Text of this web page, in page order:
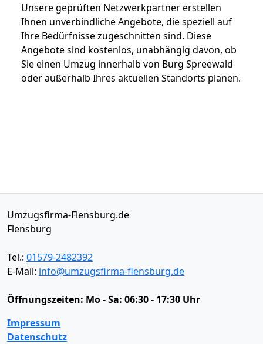
Unsere geprüften Netzwerkpartner erstellen
Ihnen unverbindliche Angebote, die speziell auf
Ihre Bedürfnisse zugeschnitten sind. Diese
Angebote sind kostenlos, unabhängig davon, ob
Sie einen Umzug innerhalb von Burg Spreewald
oder außerhalb Ihres aktuellen Standorts planen.
Umzugsfirma-Flensburg.de
Flensburg
Tel.: 01579-2482392
E-Mail: info@umzugsfirma-flensburg.de
Öffnungszeiten: Mo - Sa: 06:30 - 17:30 Uhr
Impressum
Datenschutz